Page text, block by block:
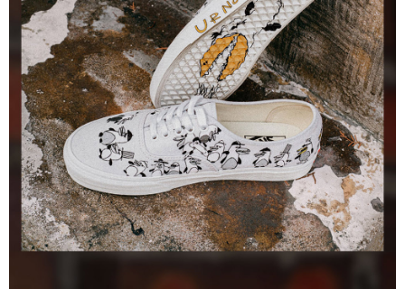
１．透過由恩沛科技股份有限公司提供之「AFTEE先享後付」服務完成之交
易，需依本服務之必要範圍內提供個人資料，並將交易相關給付款項請求債
權轉讓予恩沛科技股份有限公司。
２．關於個人資料處理事宜，請瀏覽以下網址：
https://aftee.tw/terms/#terms3
３．未成年的使用者請事先徵得法定代理人或監護人之同意方可使用
「AFTEE先享後付」，若未經同意申辦者引起之損失，本公司不負相關責
任。
４．使用「AFTEE先享後付」時，將依據個別帳號之用戶狀況，依本公司即
時審查核予不同之上限額度；若仍有額度不足之情形，本公司將視審查結果
請求用戶進行身份認證。
５．嚴禁一人註冊多個帳號或使用他人資訊註冊。若發現惡意使用之情形，
恩沛科技股份有限公司將有權停止該用戶之使用額度並採取法律行動。
免運費
付款後7-11取貨
免運費
宅配
免運費